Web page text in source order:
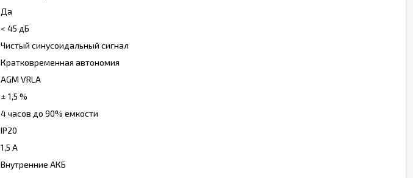
Да
< 45 дБ
Чистый синусоидальный сигнал
Кратковременная автономия
AGM VRLA
± 1,5 %
4 часов до 90% емкости
IP20
1,5 А
Внутренние АКБ